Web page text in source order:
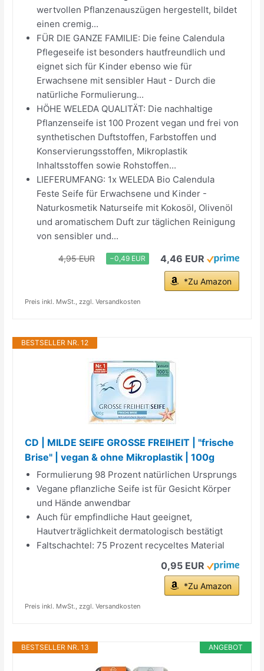
wertvollen Pflanzenauszügen hergestellt, bildet
einen cremig...
FÜR DIE GANZE FAMILIE: Die feine Calendula
Pflegeseife ist besonders hautfreundlich und
eignet sich für Kinder ebenso wie für
Erwachsene mit sensibler Haut - Durch die
natürliche Formulierung...
HÖHE WELEDA QUALITÄT: Die nachhaltige
Pflanzenseife ist 100 Prozent vegan und frei von
synthetischen Duftstoffen, Farbstoffen und
Konservierungsstoffen, Mikroplastik
Inhaltsstoffen sowie Rohstoffen...
LIEFERUMFANG: 1x WELEDA Bio Calendula
Feste Seife für Erwachsene und Kinder -
Naturkosmetik Naturseife mit Kokosöl, Olivenöl
und aromatischem Duft zur täglichen Reinigung
von sensibler und...
4,95 EUR −0,49 EUR 4,46 EUR
*Zu Amazon
Preis inkl. MwSt., zzgl. Versandkosten
BESTSELLER NR. 12
CD | MILDE SEIFE GROSSE FREIHEIT | "frische
Brise" | vegan & ohne Mikroplastik | 100g
Formulierung 98 Prozent natürlichen Ursprungs
Vegane pflanzliche Seife ist für Gesicht Körper
und Hände anwendbar
Auch für empfindliche Haut geeignet,
Hautverträglichkeit dermatologisch bestätigt
Faltschachtel: 75 Prozent recyceltes Material
0,95 EUR
*Zu Amazon
Preis inkl. MwSt., zzgl. Versandkosten
ANGEBOT
BESTSELLER NR. 13